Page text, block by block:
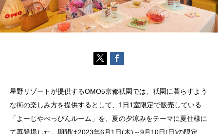
星野リゾートが提供するOMO5京都祇園では、祇園に暮らすよう
な街の楽しみ方を提供するとして、1日1室限定で販売している
「よーじやべっぴんルーム」を、夏の夕涼みをテーマに夏仕様に
て再登場した。期間は2023年6月1日(木)～9月10日(日)の限定